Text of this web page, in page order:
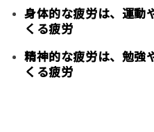
身体的な疲労は、運動
くる疲労
精神的な疲労は、勉強
くる疲労